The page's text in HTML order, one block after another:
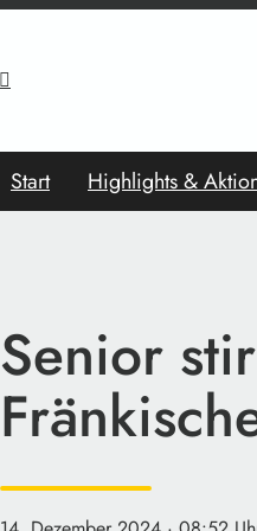
Start Highlights &
Senior